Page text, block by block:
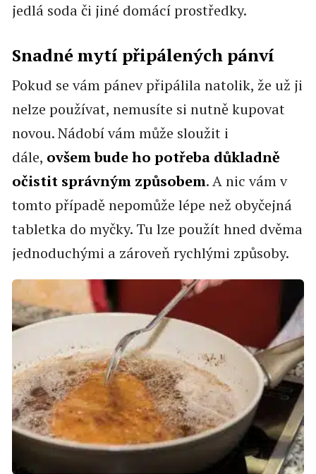
jedlá soda či jiné domácí prostředky.
Snadné mytí připálených pánví
Pokud se vám pánev připálila natolik, že už ji
nelze používat, nemusíte si nutně kupovat
novou. Nádobí vám může sloužit i
dále, ovšem bude ho potřeba důkladně
očistit správným způsobem. A nic vám v
tomto případě nepomůže lépe než obyčejná
tabletka do myčky. Tu lze použít hned dvěma
jednoduchými a zároveň rychlými způsoby.